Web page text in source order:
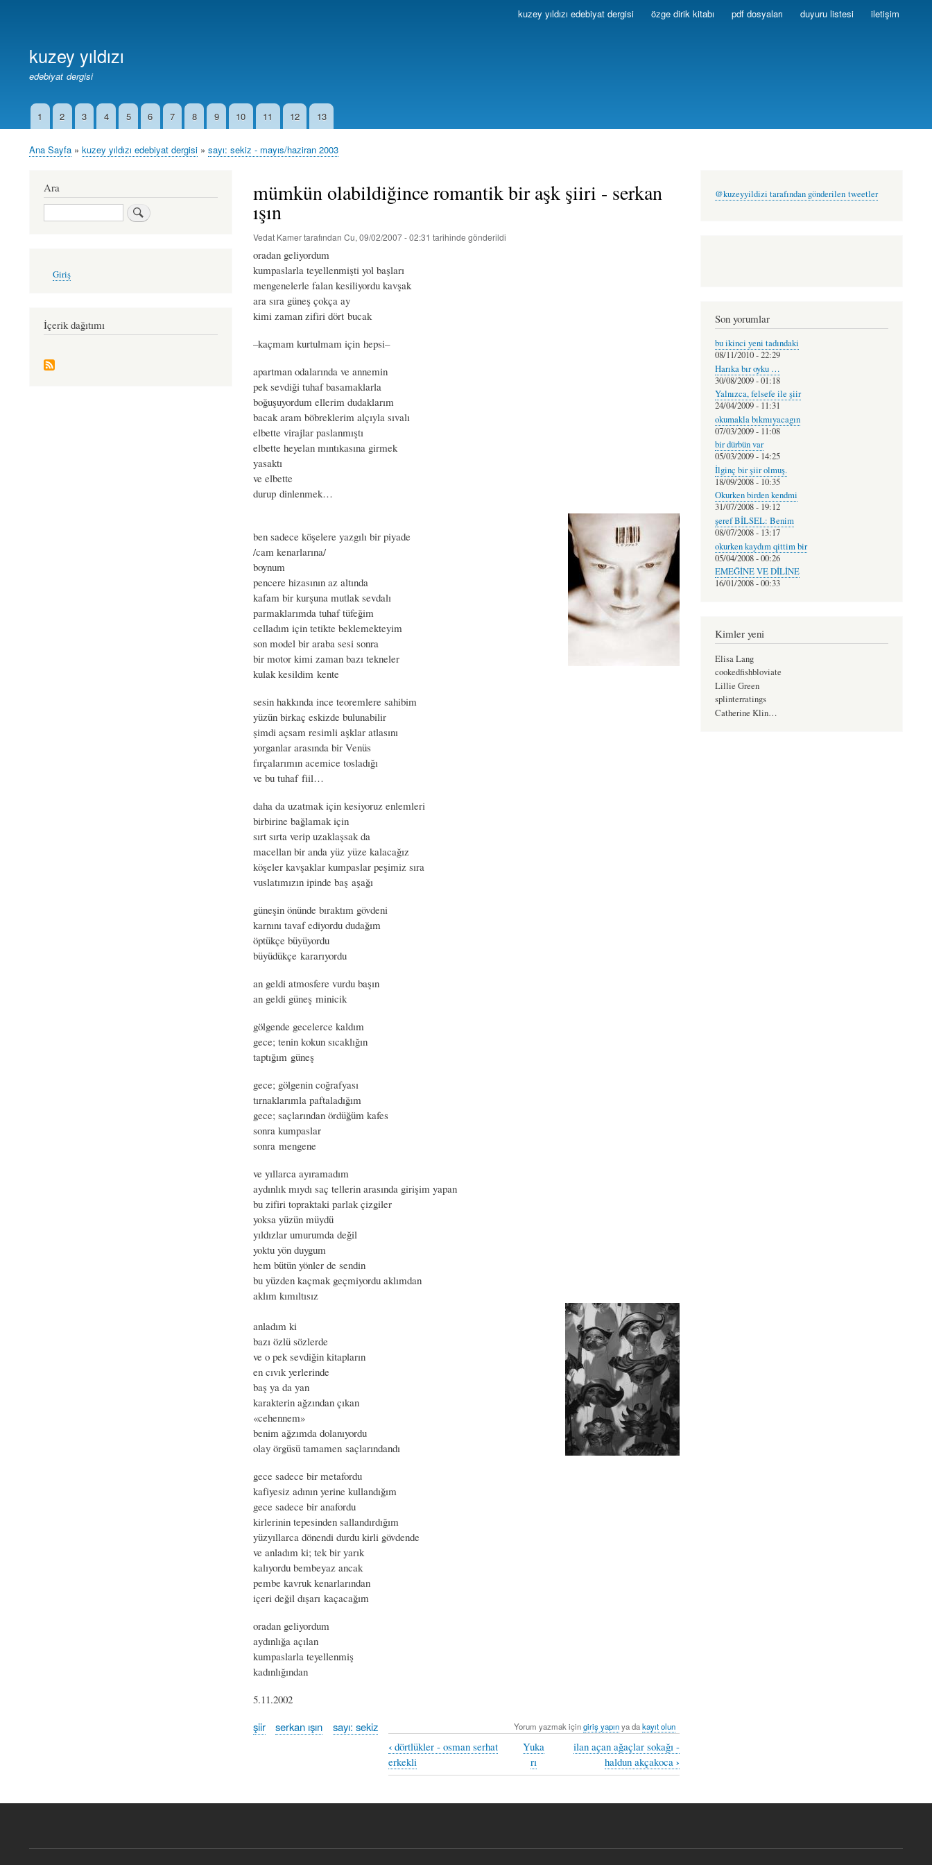
kuzey yıldızı edebiyat dergisi özge dirik kitabı pdf dosyaları duyuru listesi iletişim
kuzey yıldızı
edebiyat dergisi
İkincil1 2 3 4 5 6 7 8 9 10 11 12 13
Sayfa
Ana Sayfa kuzey yıldızı edebiyat dergisi sayı: sekiz - mayıs/haziran 2003
mümkün olabildiğince romantik bir aşk şiiri - serkan
ışın
Vedat Kamertarafından Cu, 09/02/2007 - 02:31 tarihinde gönderildi
oradan geliyordum
kumpaslarla teyellenmişti yol başları
mengenelerle falan kesiliyordu kavşak
ara sıra güneş çokça ay
kimi zaman zifiri dört bucak
–kaçmam kurtulmam için hepsi–
apartman odalarında ve annemin
pek sevdiği tuhaf basamaklarla
boğuşuyordum ellerim dudaklarım
bacak aram böbreklerim alçıyla sıvalı
elbette virajlar paslanmıştı
elbette heyelan mıntıkasına girmek
yasaktı
ve elbette
durup dinlenmek…
ben sadece köşelere yazgılı bir piyade
/cam kenarlarına/
boynum
pencere hizasının az altında
kafam bir kurşuna mutlak sevdalı
parmaklarımda tuhaf tüfeğim
celladım için tetikte beklemekteyim
son model bir araba sesi sonra
bir motor kimi zaman bazı tekneler
kulak kesildim kente
sesin hakkında ince teoremlere sahibim
yüzün birkaç eskizde bulunabilir
şimdi açsam resimli aşklar atlasını
yorganlar arasında bir Venüs
fırçalarımın acemice tosladığı
ve bu tuhaf fiil…
daha da uzatmak için kesiyoruz enlemleri
birbirine bağlamak için
sırt sırta verip uzaklaşsak da
macellan bir anda yüz yüze kalacağız
köşeler kavşaklar kumpaslar peşimiz sıra
vuslatımızın ipinde baş aşağı
güneşin önünde bıraktım gövdeni
karnını tavaf ediyordu dudağım
öptükçe büyüyordu
büyüdükçe kararıyordu
an geldi atmosfere vurdu başın
an geldi güneş minicik
gölgende gecelerce kaldım
gece; tenin kokun sıcaklığın
taptığım güneş
gece; gölgenin coğrafyası
tırnaklarımla paftaladığım
gece; saçlarından ördüğüm kafes
sonra kumpaslar
sonra mengene
ve yıllarca ayıramadım
aydınlık mıydı saç tellerin arasında girişim yapan
bu zifiri topraktaki parlak çizgiler
yoksa yüzün müydü
yıldızlar umurumda değil
yoktu yön duygum
hem bütün yönler de sendin
bu yüzden kaçmak geçmiyordu aklımdan
aklım kımıltısız
anladım ki
bazı özlü sözlerde
ve o pek sevdiğin kitapların
en cıvık yerlerinde
baş ya da yan
karakterin ağzından çıkan
«cehennem»
benim ağzımda dolanıyordu
olay örgüsü tamamen saçlarındandı
gece sadece bir metafordu
kafiyesiz adının yerine kullandığım
gece sadece bir anafordu
kirlerinin tepesinden sallandırdığım
yüzyıllarca dönendi durdu kirli gövdende
ve anladım ki; tek bir yarık
kalıyordu bembeyaz ancak
pembe kavruk kenarlarından
içeri değil dışarı kaçacağım
oradan geliyordum
aydınlığa açılan
kumpaslarla teyellenmiş
kadınlığından
5.11.2002
şiir serkan ışın sayı: sekiz Yorum yazmak içingiriş yapınya dakayıt olun
links
‹ dörtlükler - osman serhat
erkekli
Yuka
rı
ilan açan ağaçlar sokağı -
haldun akçakoca ›
Ara
Ara
account
Giriş
İçerik dağıtımı
@kuzeyyildizi tarafından gönderilen tweetler
Son yorumlar
bu ikinci yeni tadındaki
08/11/2010 - 22:29
Harıka bır oyku …
30/08/2009 - 01:18
Yalnızca, felsefe ile şiir
24/04/2009 - 11:31
okumakla bıkmıyacagın
07/03/2009 - 11:08
bir dürbün var
05/03/2009 - 14:25
İlginç bir şiir olmuş.
18/09/2008 - 10:35
Okurken birden kendmi
31/07/2008 - 19:12
şeref BİLSEL: Benim
08/07/2008 - 13:17
okurken kaydım qittim bir
05/04/2008 - 00:26
EMEĞİNE VE DİLİNE
16/01/2008 - 00:33
Kimler yeni
Elisa Lang
cookedfishbloviate
Lillie Green
splinterratings
Catherine Klin…